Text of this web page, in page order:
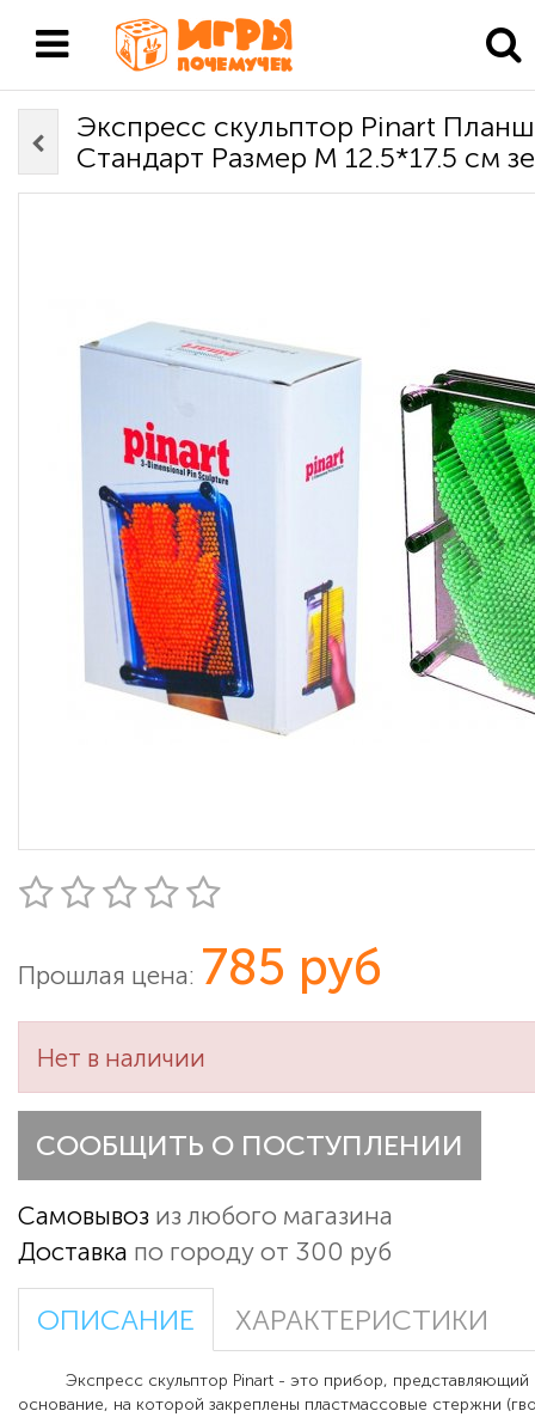
Экспресс скульптор Pinart
Стандарт Размер М 12.5*17.5 см
Прошлая цена: 785 руб
Нет в наличии
СООБЩИТЬ О ПОСТУПЛЕНИИ
Самовывоз из любого магазина
Доставка по городу от 300 руб
ОПИСАНИЕ ХАРАКТЕРИСТИКИ
Экспресс скульптор Pinart - это прибор, представляющий
основание, на которой закреплены пластмассовые стержни